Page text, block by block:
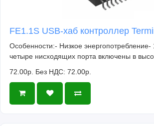
FE1.1S USB-хаб контроллер
Особенности:- Низкое энергопотребление-
четыре нисходящих порта включены в
72.00р. Без НДС: 72.00р.